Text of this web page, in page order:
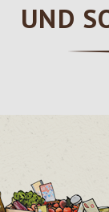
UND